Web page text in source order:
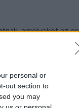
personal or
out section to
you may
amelyeket az
tervezők között